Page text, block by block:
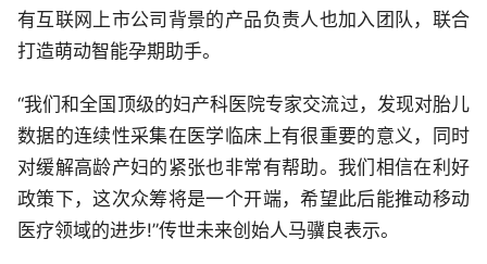
有互联网上市公司背景的产品负责人也加入团队，联合
打造萌动智能孕期助手。
“我们和全国顶级的妇产科医院专家交流过，发现对胎儿
数据的连续性采集在医学临床上有很重要的意义，同时
对缓解高龄产妇的紧张也非常有帮助。我们相信在利好
政策下，这次众筹将是一个开端，希望此后能推动移动
医疗领域的进步!”传世未来创始人马骥良表示。